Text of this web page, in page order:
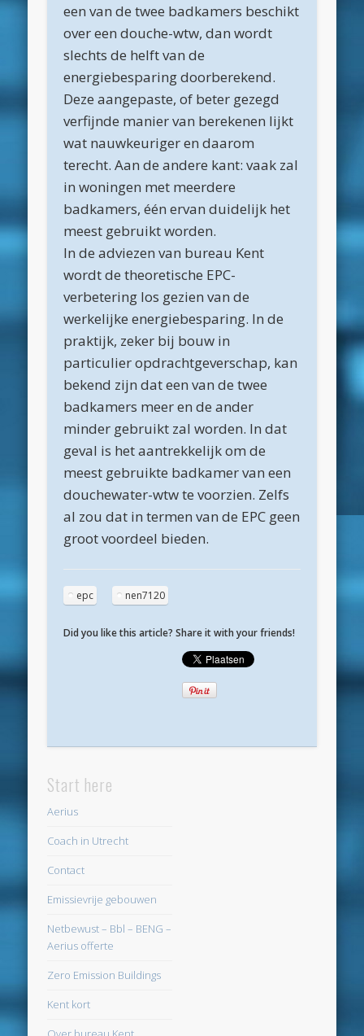
maart 2020
februari 2020
december 2019
november 2019
september 2019
augustus 2019
mei 2019
april 2019
maart 2019
februari 2019
januari 2019
december 2018
november 2018
oktober 2018
september 2018
augustus 2018
juli 2018
juni 2018
mei 2018
april 2018
december 2017
maart 2017
februari 2017
oktober 2016
een van de twee badkamers beschikt
over een douche-wtw, dan wordt
slechts de helft van de
energiebesparing doorberekend.
Deze aangepaste, of beter gezegd
verfijnde manier van berekenen lijkt
wat nauwkeuriger en daarom
terecht. Aan de andere kant: vaak zal
in woningen met meerdere
badkamers, één ervan duidelijk het
meest gebruikt worden.
In de adviezen van bureau Kent
wordt de theoretische EPC-
verbetering los gezien van de
werkelijke energiebesparing. In de
praktijk, zeker bij bouw in
particulier opdrachtgeverschap, kan
bekend zijn dat een van de twee
badkamers meer en de ander
minder gebruikt zal worden. In dat
geval is het aantrekkelijk om de
meest gebruikte badkamer van een
douchewater-wtw te voorzien. Zelfs
al zou dat in termen van de EPC geen
groot voordeel bieden.
epc nen7120
Did you like this article? Share it with your friends!
Start here
Aerius
Coach in Utrecht
Contact
Emissievrije gebouwen
Netbewust – Bbl – BENG –
Aerius offerte
Zero Emission Buildings
Kent kort